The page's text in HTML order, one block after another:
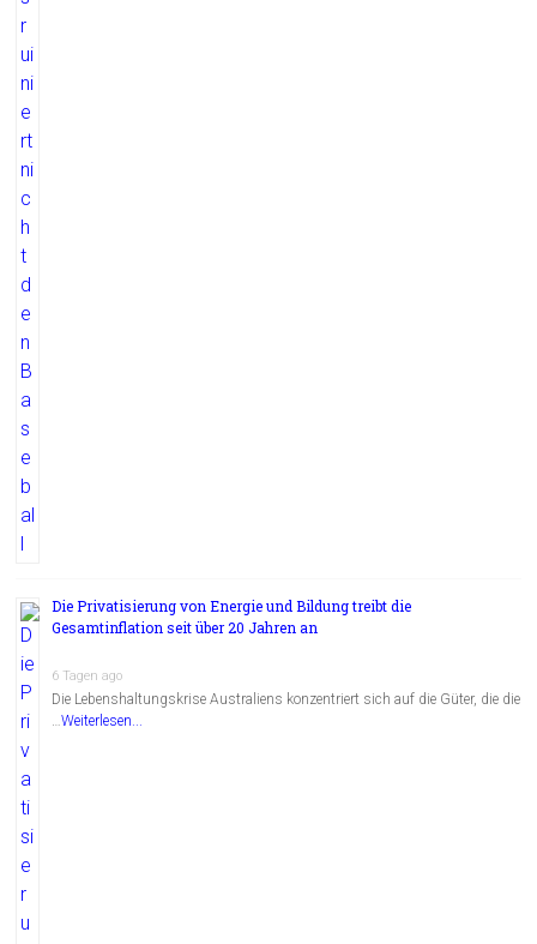
Die Privatisierung von Energie und Bildung treibt die
Gesamtinflation seit über 20 Jahren an
6 Tagen ago
Die Lebenshaltungskrise Australiens konzentriert sich auf die Güter, die die
…Weiterlesen...